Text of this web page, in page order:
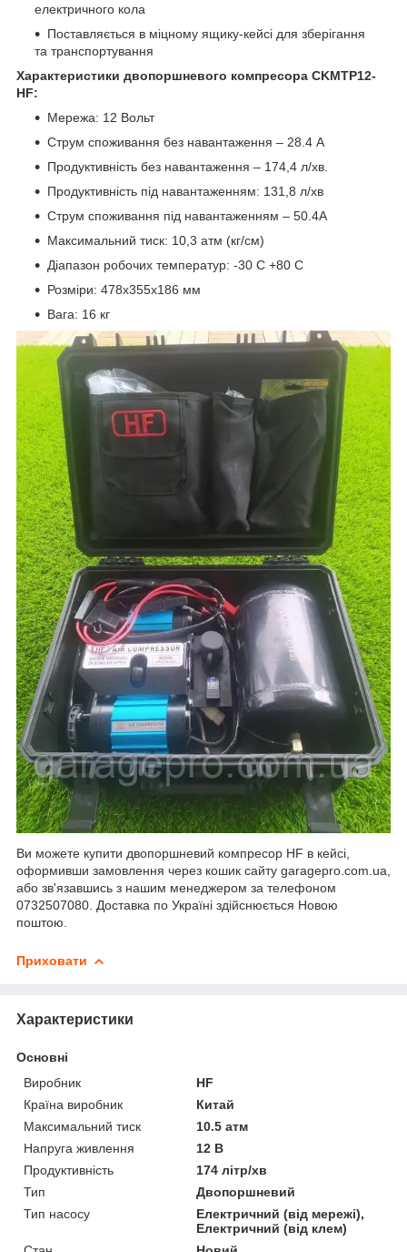
електричного кола
Поставляється в міцному ящику-кейсі для зберігання
та транспортування
Характеристики двопоршневого компресора CKMTP12-
HF:
Мережа: 12 Вольт
Струм споживання без навантаження – 28.4 A
Продуктивність без навантаження – 174,4 л/хв.
Продуктивність під навантаженням: 131,8 л/хв
Струм споживання під навантаженням – 50.4А
Максимальний тиск: 10,3 атм (кг/см)
Діапазон робочих температур: -30 C +80 С
Розміри: 478x355x186 мм
Вага: 16 кг
Ви можете купити двопоршневий компресор HF в кейсі,
оформивши замовлення через кошик сайту garagepro.com.ua,
або зв'язавшись з нашим менеджером за телефоном
0732507080. Доставка по Україні здійснюється Новою
поштою.
Приховати
Характеристики
Основні
Виробник
HF
Країна виробник
Китай
Максимальний тиск
10.5 атм
Напруга живлення
12 В
Продуктивність
174 літр/хв
Тип
Двопоршневий
Тип насосу
Електричний (від мережі),
Електричний (від клем)